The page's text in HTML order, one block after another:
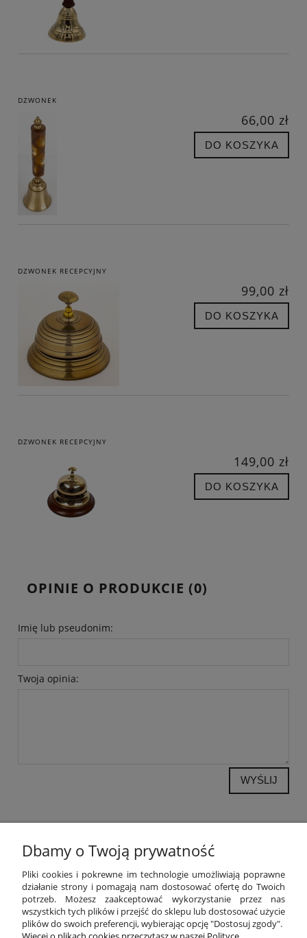
DZWONEK
66,00 zł
DO KOSZYKA
DZWONEK RECEPCYJNY
99,00 zł
DO KOSZYKA
DZWONEK RECEPCYJNY
149,00 zł
DO KOSZYKA
OPINIE O PRODUKCIE (0)
Imię lub pseudonim:
Twoja opinia:
WYŚLIJ
POMOC
MOJE KONTO
Dbamy o Twoją prywatność
Pliki cookies i pokrewne im technologie umożliwiają poprawne
działanie strony i pomagają nam dostosować ofertę do Twoich
potrzeb. Możesz zaakceptować wykorzystanie przez nas
wszystkich tych plików i przejść do sklepu lub dostosować użycie
plików do swoich preferencji, wybierając opcję "Dostosuj zgody".